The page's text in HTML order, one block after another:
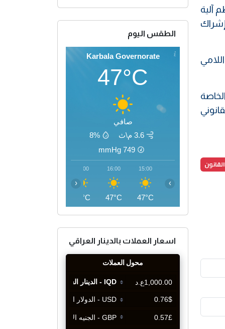
آلية
الطقس اليوم
Karbala Governorate
47°C
صافي
3.6 م\ث
8%
749
mmHg
15:00
47°C
16:00
47°C
17:00
46°C
‹ ›
اسعار العملات بالدينار العراقي